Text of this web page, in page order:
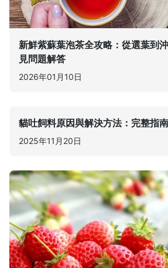
新鮮紫蘇葉泡茶全攻略：從選葉到
見問題解答
2026年01月10日
貓吐飼料原因與解決方法：完整指
2025年11月20日